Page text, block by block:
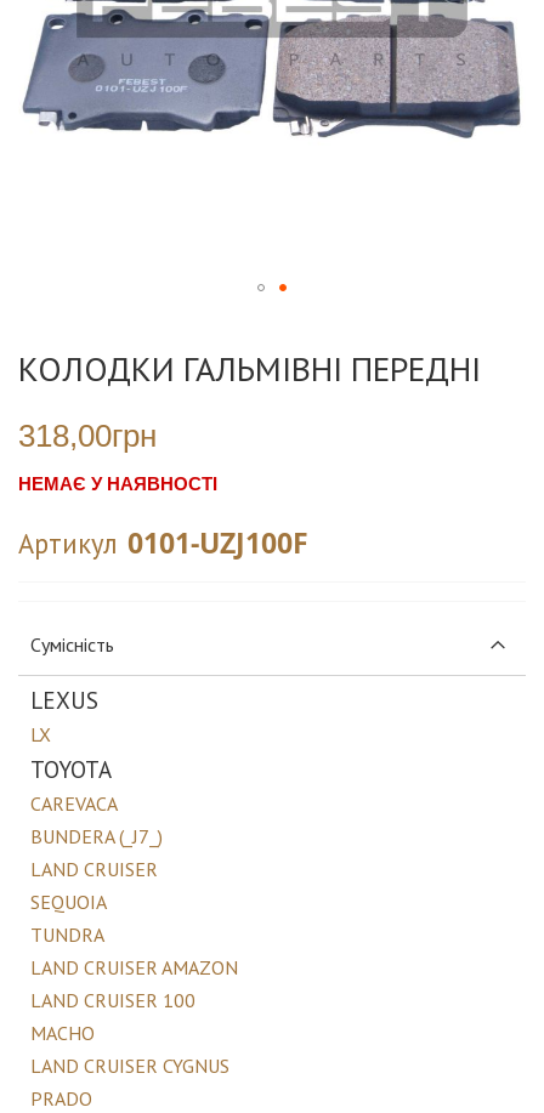
початку
зображень
КОЛОДКИ ГАЛЬМІВНІ ПЕРЕДНІ
318,00грн
НЕМАЄ У НАЯВНОСТІ
Артикул 0101-UZJ100F
Сумісність
LEXUS
LX
TOYOTA
CAREVACA
BUNDERA (_J7_)
LAND CRUISER
SEQUOIA
TUNDRA
LAND CRUISER AMAZON
LAND CRUISER 100
MACHO
LAND CRUISER CYGNUS
PRADO